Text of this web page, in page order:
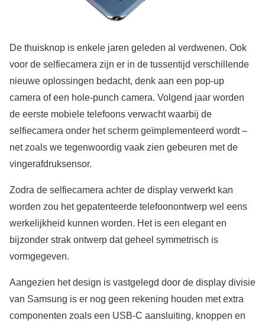
De thuisknop is enkele jaren geleden al verdwenen. Ook
voor de selfiecamera zijn er in de tussentijd verschillende
nieuwe oplossingen bedacht, denk aan een pop-up
camera of een hole-punch camera. Volgend jaar worden
de eerste mobiele telefoons verwacht waarbij de
selfiecamera onder het scherm geïmplementeerd wordt –
net zoals we tegenwoordig vaak zien gebeuren met de
vingerafdruksensor.
Zodra de selfiecamera achter de display verwerkt kan
worden zou het gepatenteerde telefoonontwerp wel eens
werkelijkheid kunnen worden. Het is een elegant en
bijzonder strak ontwerp dat geheel symmetrisch is
vormgegeven.
Aangezien het design is vastgelegd door de display divisie
van Samsung is er nog geen rekening houden met extra
componenten zoals een USB-C aansluiting, knoppen en